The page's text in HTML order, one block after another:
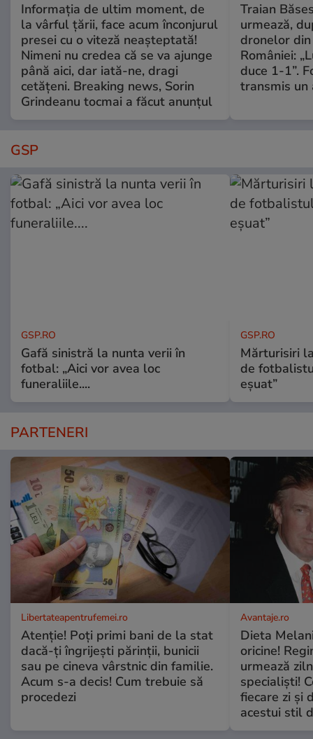
Informația de ultim moment, de
la vârful țării, face acum înconjurul
presei cu o viteză neașteptată!
Nimeni nu credea că se va ajunge
până aici, dar iată-ne, dragi
cetățeni. Breaking news, Sorin
Grindeanu tocmai a făcut anunțul
Traian
urmează,
dronelor
României:
duce 1-1”.
transmis un
GSP
GSP.RO
Gafă sinistră la nunta verii în
fotbal: „Aici vor avea loc
funeraliile....
GSP.RO
Mărturisiri
de
eșuat”
PARTENERI
Libertateapentrufemei.ro
Atenție! Poți primi bani de la stat
dacă-ți îngrijești părinții, bunicii
sau pe cineva vârstnic din familie.
Acum s-a decis! Cum trebuie să
procedezi
Avantaje.ro
Dieta
oricine!
urmează
specialiști!
fiecare zi și
acestui stil